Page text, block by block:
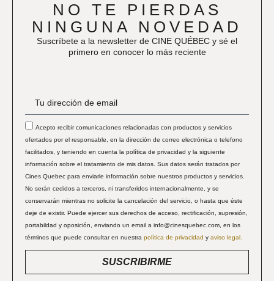
NO TE PIERDAS
NINGUNA NOVEDAD
Suscríbete a la newsletter de CINE QUÉBEC y sé el
primero en conocer lo más reciente
Acepto recibir comunicaciones relacionadas con productos y servicios
ofertados por el responsable, en la dirección de correo electrónica o telefono
facilitados, y teniendo en cuenta la política de privacidad y la siguiente
información sobre el tratamiento de mis datos. Sus datos serán tratados por
Cines Quebec para enviarle información sobre nuestros productos y servicios.
No serán cedidos a terceros, ni transferidos internacionalmente, y se
conservarán mientras no solicite la cancelación del servicio, o hasta que éste
deje de existir. Puede ejercer sus derechos de acceso, rectificación, supresión,
portabildad y oposición, enviando un email a info@cinesquebec.com, en los
términos que puede consultar en nuestra política de privacidad y aviso legal.
SUSCRIBIRME